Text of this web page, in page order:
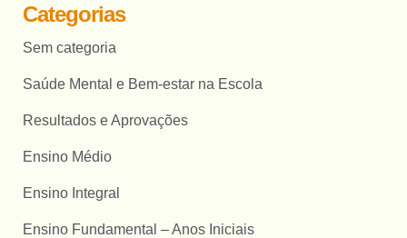
Categorias
Sem categoria
Saúde Mental e Bem-estar na Escola
Resultados e Aprovações
Ensino Médio
Ensino Integral
Ensino Fundamental – Anos Iniciais